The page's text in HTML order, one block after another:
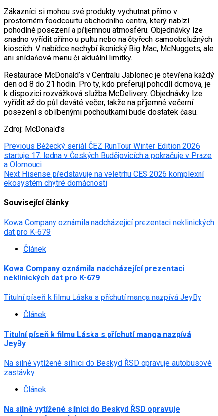
Zákazníci si mohou své produkty vychutnat přímo v
prostorném foodcourtu obchodního centra, který nabízí
pohodlné posezení a příjemnou atmosféru. Objednávky lze
snadno vyřídit přímo u pultu nebo na čtyřech samoobslužných
kioscích. V nabídce nechybí ikonický Big Mac, McNuggets, ale
ani snídaňové menu či aktuální limitky.
Restaurace McDonald’s v Centralu Jablonec je otevřena každý
den od 8 do 21 hodin. Pro ty, kdo preferují pohodlí domova, je
k dispozici rozvážková služba McDelivery. Objednávky lze
vyřídit až do půl deváté večer, takže na příjemné večerní
posezení s oblíbenými pochoutkami bude dostatek času.
Zdroj: McDonald’s
Post
navigation
Previous Běžecký seriál ČEZ RunTour Winter Edition 2026
startuje 17. ledna v Českých Budějovicích a pokračuje v Praze
a Olomouci
Next Hisense představuje na veletrhu CES 2026 komplexní
ekosystém chytré domácnosti
Související články
Kowa Company oznámila nadcházející prezentaci neklinických
dat pro K-679
Článek
Kowa Company oznámila nadcházející prezentaci
neklinických dat pro K-679
Titulní píseň k filmu Láska s příchutí manga nazpívá JeyBy
Článek
Titulní píseň k filmu Láska s příchutí manga nazpívá
JeyBy
Na silně vytížené silnici do Beskyd ŘSD opravuje autobusové
zastávky
Článek
Na silně vytížené silnici do Beskyd ŘSD opravuje